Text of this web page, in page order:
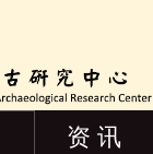
资 讯